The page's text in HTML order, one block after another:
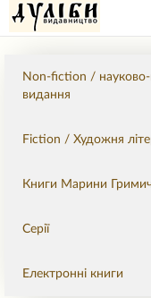
Non-fiction / науково-
видання
Fiction / Художня
Книги Марини
Серії
Електронні книги